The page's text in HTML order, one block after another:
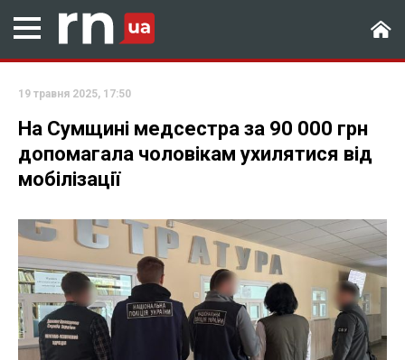
19 травня 2025, 17:50
На Сумщині медсестра за 90 000 грн
допомагала чоловікам ухилятися від
мобілізації